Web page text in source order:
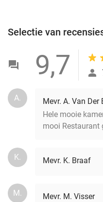
Selectie van
9,7
A.
Mevr. A. Van Der
Hele mooie
mooi Restaurant
K. Mevr. K. Braaf
M.
Mevr. M. Visser